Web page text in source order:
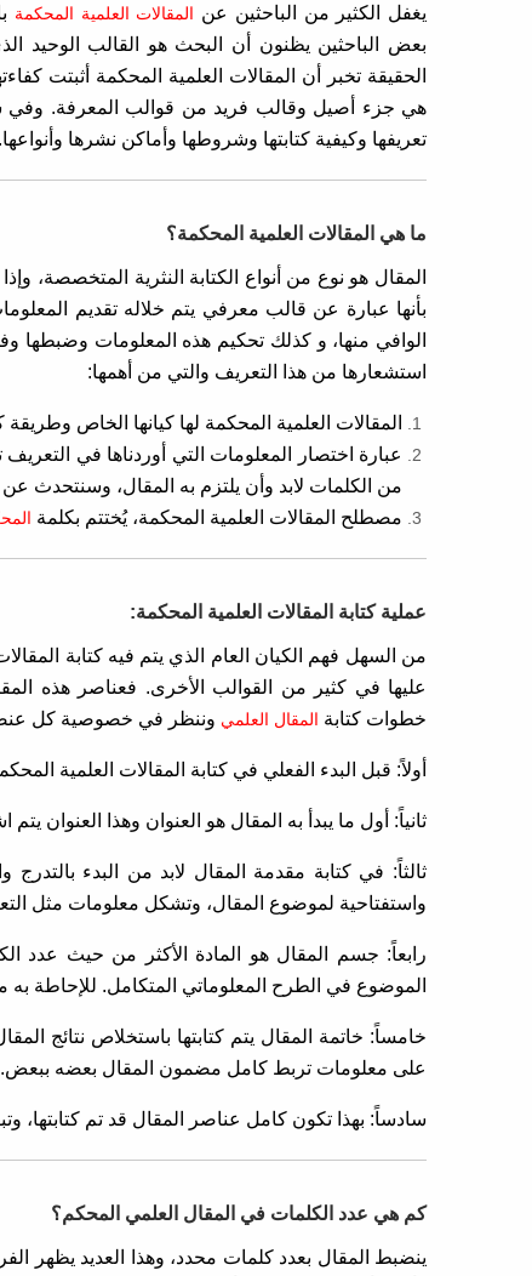
يغفل الكثير من الباحثين عن المقالات العلمية المحكمة
بعض الباحثين يظنون أن البحث هو القالب الوحيد
الحقيقة تخبر أن المقالات العلمية المحكمة أثبتت
هي جزء أصيل وقالب فريد من قوالب المعرفة. وفي
تعريفها وكيفية كتابتها وشروطها وأماكن نشرها
ما هي المقالات العلمية المحكمة؟
المقال هو نوع من أنواع الكتابة النثرية المتخصصة،
بأنها عبارة عن قالب معرفي يتم خلاله تقديم
الوافي منها، و كذلك تحكيم هذه المعلومات وضبطها
استشعارها من هذا التعريف والتي من أهمها:
المقالات العلمية المحكمة لها كيانها الخاص
عبارة اختصار المعلومات التي أوردناها في
من الكلمات لابد وأن يلتزم به المقال، وسنتحدث
مصطلح المقالات العلمية المحكمة، يُختتم بكلمة
عملية كتابة المقالات العلمية المحكمة:
من السهل فهم الكيان العام الذي يتم فيه كتابة
عليها في كثير من القوالب الأخرى. فعناصر هذه
خطوات كتابة المقال العلمي وننظر في خصوصية كل
أولاً: قبل البدء الفعلي في كتابة المقالات العلمية
ثانياً: أول ما يبدأ به المقال هو العنوان وهذا العنوان
ثالثاً: في كتابة مقدمة المقال لابد من البدء
واستفتاحية لموضوع المقال، وتشكل معلومات مثل
رابعاً: جسم المقال هو المادة الأكثر من حيث عدد
الموضوع في الطرح المعلوماتي المتكامل. للإحاطة به
خامساً: خاتمة المقال يتم كتابتها باستخلاص نتائج
على معلومات تربط كامل مضمون المقال بعضه ببعض.
سادساً: بهذا تكون كامل عناصر المقال قد تم كتابتها،
كم هي عدد الكلمات في المقال العلمي المحكم؟
ينضبط المقال بعدد كلمات محدد، وهذا العديد يظهر